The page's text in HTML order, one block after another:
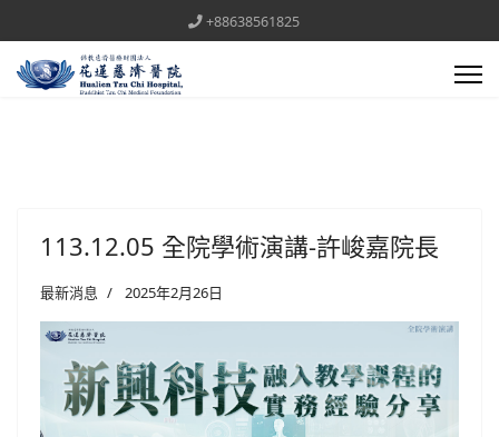
+88638561825
113.12.05 全院學術演講-許峻嘉院長
最新消息 2025年2月26日